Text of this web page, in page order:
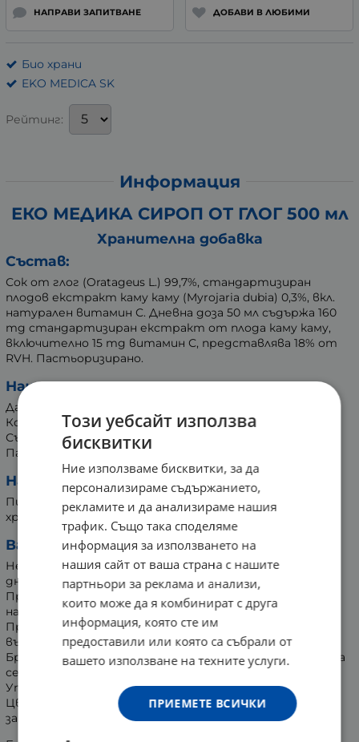
НАПРАВИ ЗАПИТВАНЕ ДОБАВИ В ЛЮБИМИ
Био храни
EKO MEDICA SK
Рейтинг:
Информация
ЕКО МЕДИКА СИРОП ОТ ГЛОГ 500 мл
Хранителна добавка
Състав:
Сок от глог (Oratageus L.) 99,7%, стандартизиран
плодов екстракт каму каму (Myrojaria dubia) 0,3%, вкл.
натурален витамин С. Дневна доза 50 мл съдържа 160
mg стандартизиран екстракт от плода каму каму,
включително 15 mg витамин С, представлява 18% от
RVH. Пастьоризирано.
Начин на съхранение:
Да се съхранява след отваряне в хладилник.
Консумирайте до 21 дни след отваряне.
Съхранявайте на недостъпно за малки деца място.
Пазете от пряка слънчева светлина.
Начин на употреба:
Пие се по 25 мл 2 пъти на ден, поне половин час преди
хранене. Разклатете преди употреба.
Важно:
Не се препоръчва да се превишава максималната
дневна доза.
Продуктът не може да се прилага като заместител
на разнообразното хранене.
Продуктът не е предназначен за деца под 3-годишна
възраст.
Бременни и кърмещи жени трябва преди употреба да
се консултират с лекар.
Утайката на дъното на бутилката не е дефект.
Цвят, мирис и вкус маже да варират леко в
зависимост от производствената партида.
Този уебсайт използва
бисквитки
Ние използваме бисквитки, за да
персонализираме съдържанието,
рекламите и да анализираме нашия
трафик. Също така споделяме
информация за използването на
нашия сайт от ваша страна с нашите
партньори за реклама и анализи,
които може да я комбинират с друга
информация, която сте им
предоставили или която са събрали от
вашето използване на техните услуги.
ПРИЕМЕТЕ ВСИЧКИ